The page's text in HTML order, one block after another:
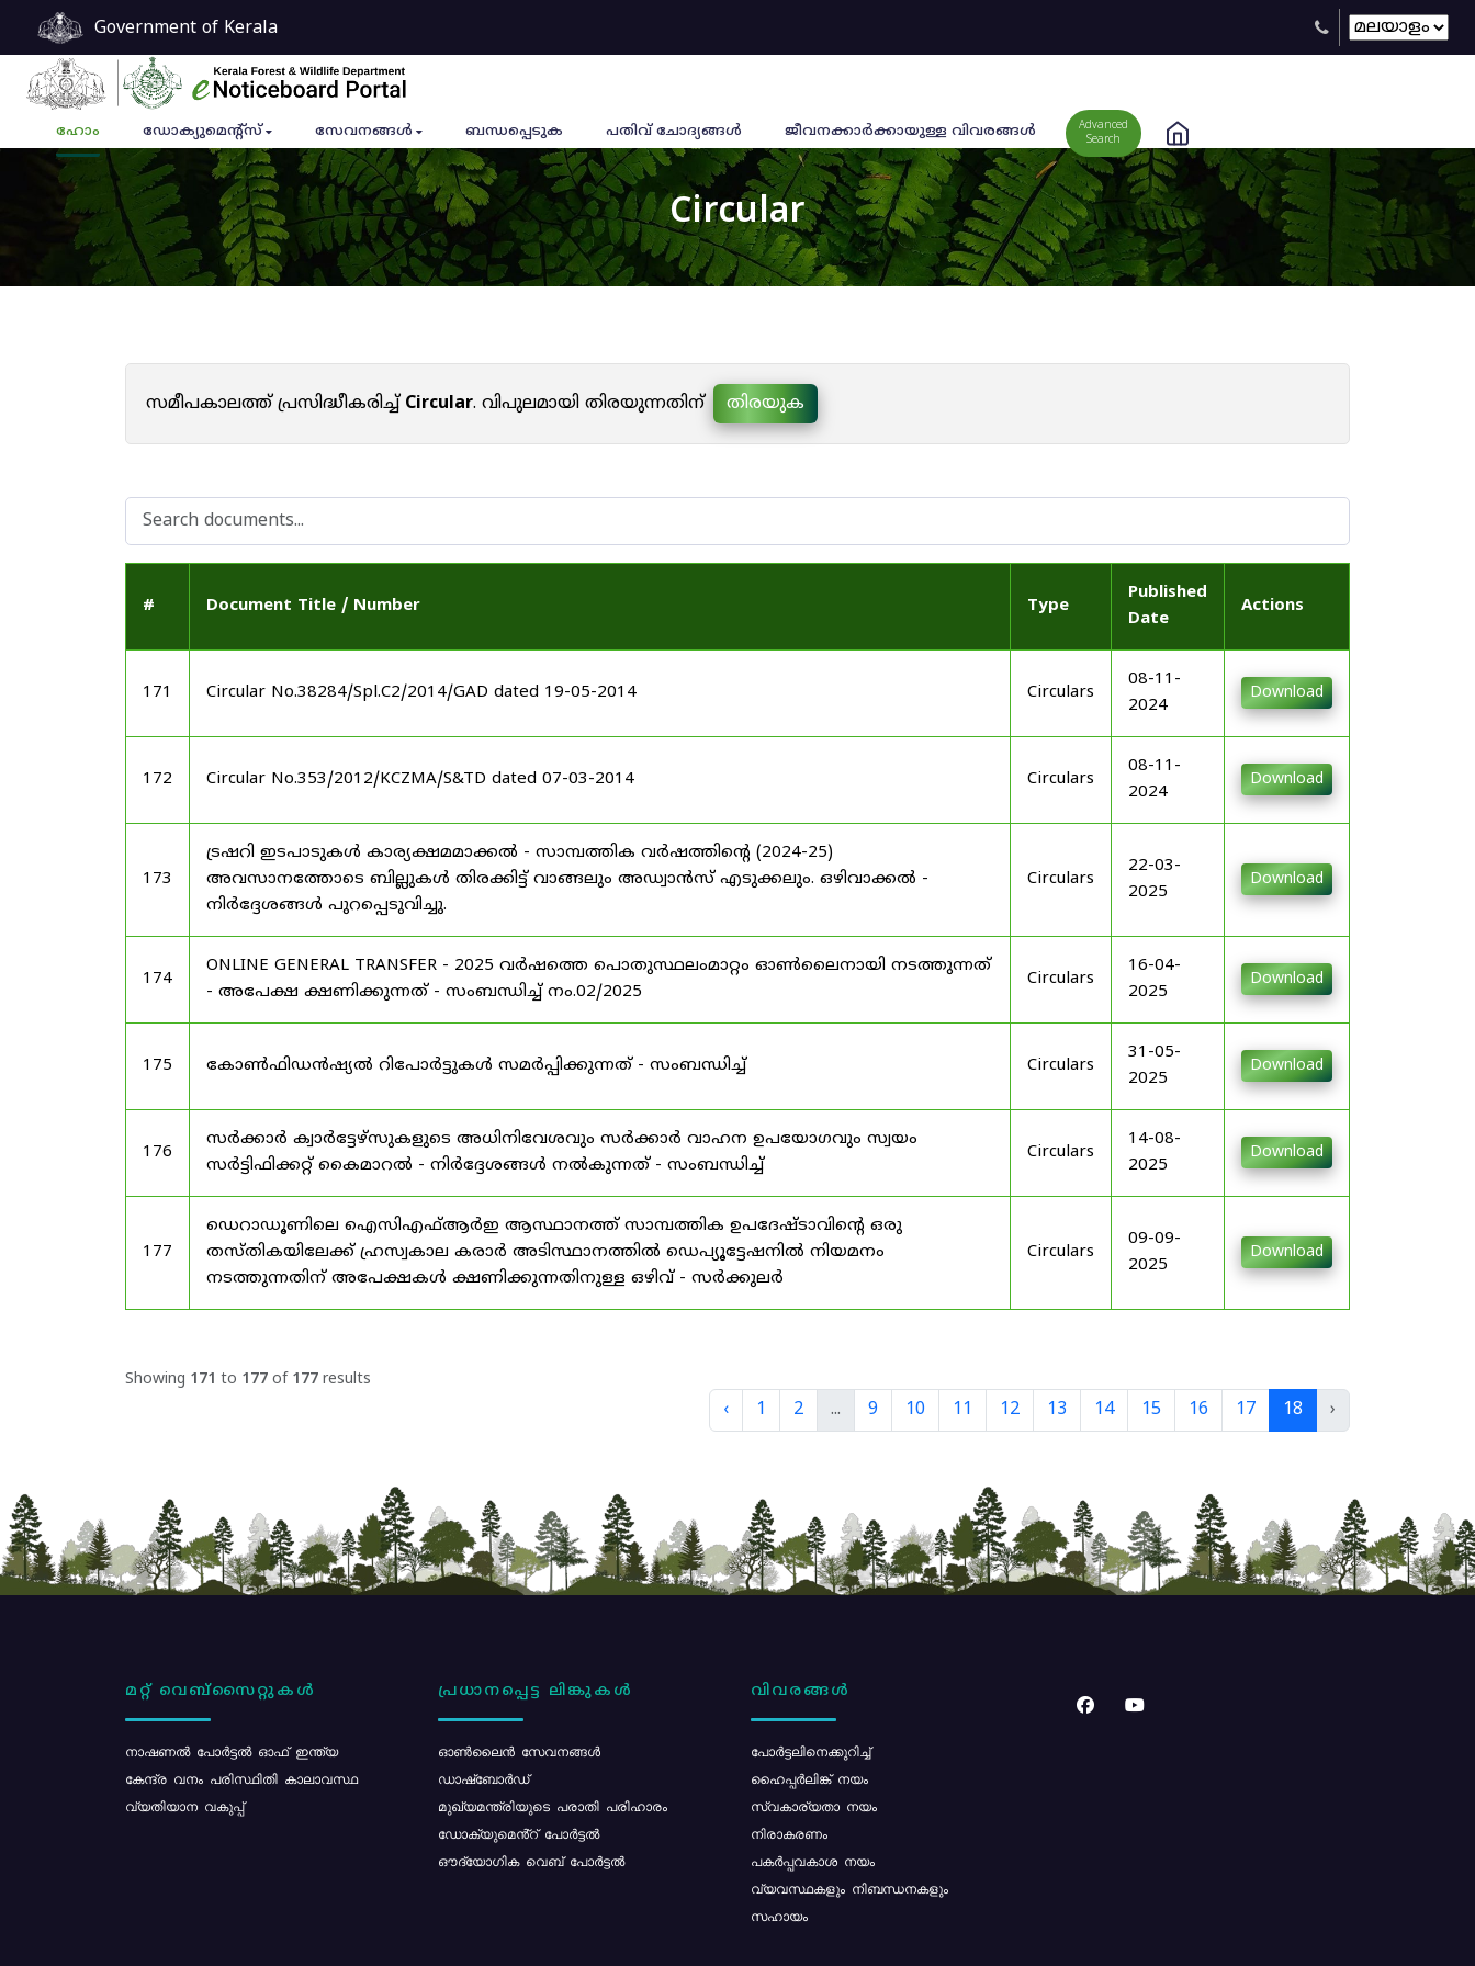
Government of Kerala
ഹോം ഡോക്യുമെൻ്റ്സ് സേവനങ്ങൾ ബന്ധപ്പെടുക പതിവ് ചോദ്യങ്ങൾ ജീവനക്കാര്‍ക്കായുള്ള വിവരങ്ങള്‍
Advanced
Search
Circular
സമീപകാലത്ത് പ്രസിദ്ധീകരിച്ച്Circular. വിപുലമായി തിരയുന്നതിന് തിരയുക
# Document Title / Number Type
Published
Date
Actions
171 Circular No.38284/Spl.C2/2014/GAD dated 19-05-2014 Circulars
08-11-
2024
Download
172 Circular No.353/2012/KCZMA/S&TD dated 07-03-2014 Circulars
08-11-
2024
Download
173
ട്രഷറി ഇടപാടുകൾ കാര്യക്ഷമമാക്കൽ - സാമ്പത്തിക വർഷത്തിന്റെ (2024-25)
അവസാനത്തോടെ ബില്ലുകൾ തിരക്കിട്ട് വാങ്ങലും അഡ്വാൻസ് എടുക്കലും. ഒഴിവാക്കൽ -
നിർദ്ദേശങ്ങൾ പുറപ്പെടുവിച്ചു.
Circulars
22-03-
2025
Download
174
ONLINE GENERAL TRANSFER - 2025 വർഷത്തെ പൊതുസ്ഥലംമാറ്റം ഓൺലൈനായി നടത്തുന്നത്
- അപേക്ഷ ക്ഷണിക്കുന്നത് - സംബന്ധിച്ച് നം.02/2025
Circulars
16-04-
2025
Download
175 കോൺഫിഡൻഷ്യൽ റിപോർട്ടുകൾ സമർപ്പിക്കുന്നത് - സംബന്ധിച്ച് Circulars
31-05-
2025
Download
176
സർക്കാർ ക്വാർട്ടേഴ്സുകളുടെ അധിനിവേശവും സർക്കാർ വാഹന ഉപയോഗവും സ്വയം
സർട്ടിഫിക്കറ്റ് കൈമാറൽ - നിർദ്ദേശങ്ങൾ നൽകുന്നത് - സംബന്ധിച്ച്
Circulars
14-08-
2025
Download
177
ഡെറാഡൂണിലെ ഐസിഎഫ്ആർഇ ആസ്ഥാനത്ത് സാമ്പത്തിക ഉപദേഷ്ടാവിന്റെ ഒരു
തസ്തികയിലേക്ക് ഹ്രസ്വകാല കരാർ അടിസ്ഥാനത്തിൽ ഡെപ്യൂട്ടേഷനിൽ നിയമനം
നടത്തുന്നതിന് അപേക്ഷകൾ ക്ഷണിക്കുന്നതിനുള്ള ഒഴിവ് - സർക്കുലർ
Circulars
09-09-
2025
Download
Showing 171 to 177 of 177 results
‹ 1 2 ... 9 10 11 12 13 14 15 16 17 18 ›
മറ്റ് വെബ്സൈറ്റുകൾ
നാഷണൽ പോർട്ടൽ ഓഫ് ഇന്ത്യ
കേന്ദ്ര വനം പരിസ്ഥിതി കാലാവസ്ഥ
വ്യതിയാന വകുപ്പ്
പ്രധാനപ്പെട്ട ലിങ്കുകൾ
ഓൺലൈൻ സേവനങ്ങൾ
ഡാഷ്ബോർഡ്
മുഖ്യമന്ത്രിയുടെ പരാതി പരിഹാരം
ഡോക്യുമെൻ്റ് പോർട്ടൽ
ഔദ്യോഗിക വെബ് പോർട്ടൽ
വിവരങ്ങൾ
പോര്‍ട്ടലിനെക്കുറിച്ച്
ഹൈപ്പർലിങ്ക് നയം
സ്വകാര്യതാ നയം
നിരാകരണം
പകർപ്പവകാശ നയം
വ്യവസ്ഥകളും നിബന്ധനകളും
സഹായം